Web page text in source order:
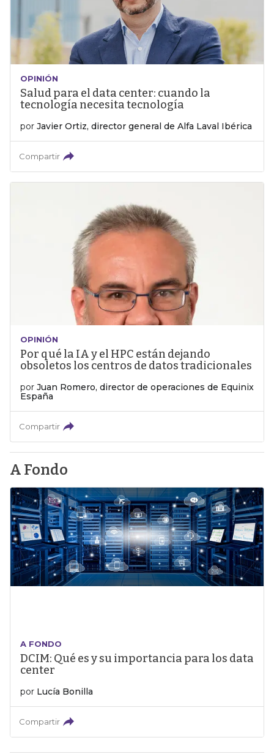
OPINIÓN
Salud para el data center: cuando la
tecnología necesita tecnología
por Javier Ortiz, director general de Alfa Laval Ibérica
Compartir
OPINIÓN
Por qué la IA y el HPC están dejando
obsoletos los centros de datos tradicionales
por Juan Romero, director de operaciones de Equinix
España
Compartir
A Fondo
A FONDO
DCIM: Qué es y su importancia para los data
center
por Lucía Bonilla
Compartir